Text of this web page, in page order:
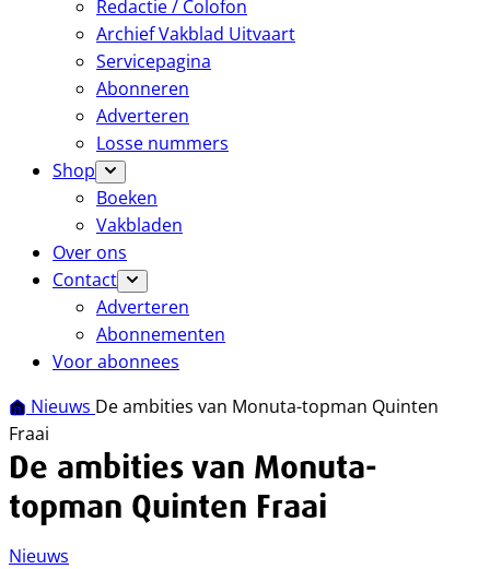
Redactie / Colofon
Archief Vakblad Uitvaart
Servicepagina
Abonneren
Adverteren
Losse nummers
Shop
Boeken
Vakbladen
Over ons
Contact
Adverteren
Abonnementen
Voor abonnees
Nieuws De ambities van Monuta-topman Quinten
Fraai
De ambities van Monuta-
topman Quinten Fraai
Nieuws